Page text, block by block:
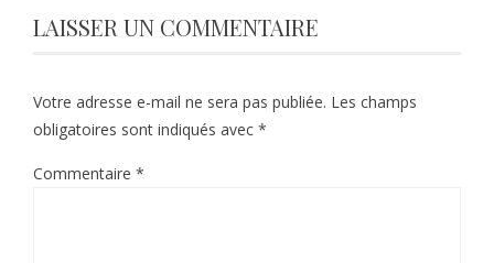
LAISSER UN COMMENTAIRE
Votre adresse e-mail ne sera pas publiée. Les champs
obligatoires sont indiqués avec *
Commentaire *